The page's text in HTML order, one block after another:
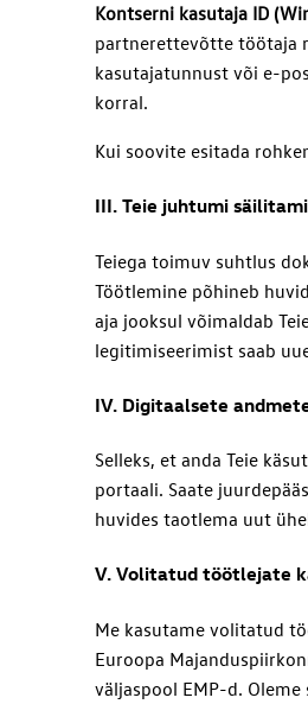
Kontserni kasutaja ID
partnerettevõtte töötaja
kasutajatunnust või e-
korral.
Kui soovite esitada
III. Teie juhtumi
Teiega toimuv suhtlus
Töötlemine põhineb
aja jooksul võimaldab
legitimiseerimist saab
IV. Digitaalsete
Selleks, et anda Teie
portaali. Saate
huvides taotlema uut
V. Volitatud töötlejate
Me kasutame volitatud
Euroopa
väljaspool EMP-d.